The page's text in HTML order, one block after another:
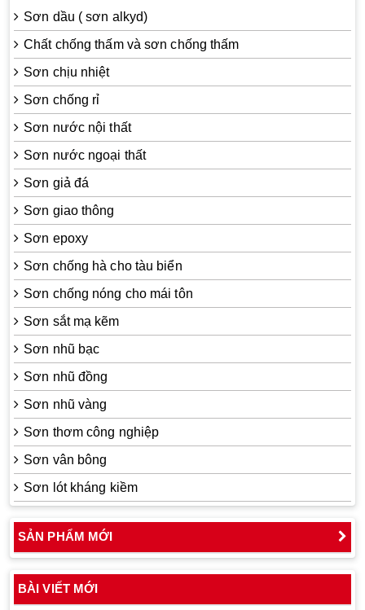
Sơn dầu ( sơn alkyd)
Chất chống thấm và sơn chống thấm
Sơn chịu nhiệt
Sơn chống rỉ
Sơn nước nội thất
Sơn nước ngoại thất
Sơn giả đá
Sơn giao thông
Sơn epoxy
Sơn chống hà cho tàu biển
Sơn chống nóng cho mái tôn
Sơn sắt mạ kẽm
Sơn nhũ bạc
Sơn nhũ đồng
Sơn nhũ vàng
Sơn thơm công nghiệp
Sơn vân bông
Sơn lót kháng kiềm
SẢN PHẨM MỚI
BÀI VIẾT MỚI